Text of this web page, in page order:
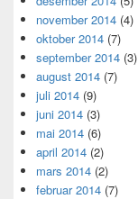
november 2014 (4)
oktober 2014 (7)
september 2014 (3)
august 2014 (7)
juli 2014 (9)
juni 2014 (3)
mai 2014 (6)
april 2014 (2)
mars 2014 (2)
februar 2014 (7)